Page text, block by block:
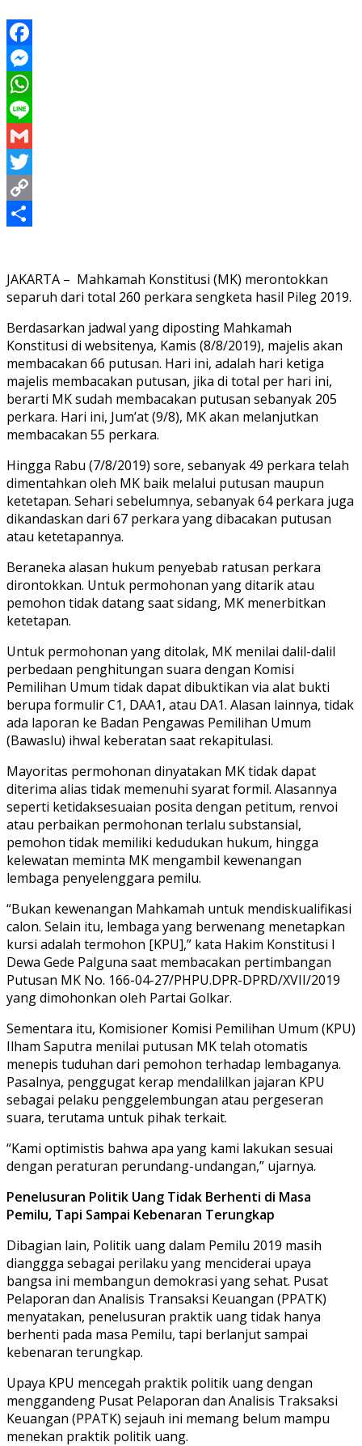
Facebook
Messenger
WhatsApp
Line
Gmail
Twitter
Copy
JAKARTA – Mahkamah Konstitusi (MK) merontokkan
separuh dari total 260 perkara sengketa hasil Pileg 2019.
Berdasarkan jadwal yang diposting Mahkamah
Konstitusi di websitenya, Kamis (8/8/2019), majelis akan
membacakan 66 putusan. Hari ini, adalah hari ketiga
majelis membacakan putusan, jika di total per hari ini,
berarti MK sudah membacakan putusan sebanyak 205
perkara. Hari ini, Jum’at (9/8), MK akan melanjutkan
membacakan 55 perkara.
Hingga Rabu (7/8/2019) sore, sebanyak 49 perkara telah
dimentahkan oleh MK baik melalui putusan maupun
ketetapan. Sehari sebelumnya, sebanyak 64 perkara juga
dikandaskan dari 67 perkara yang dibacakan putusan
atau ketetapannya.
Beraneka alasan hukum penyebab ratusan perkara
dirontokkan. Untuk permohonan yang ditarik atau
pemohon tidak datang saat sidang, MK menerbitkan
ketetapan.
Untuk permohonan yang ditolak, MK menilai dalil-dalil
perbedaan penghitungan suara dengan Komisi
Pemilihan Umum tidak dapat dibuktikan via alat bukti
berupa formulir C1, DAA1, atau DA1. Alasan lainnya, tidak
ada laporan ke Badan Pengawas Pemilihan Umum
(Bawaslu) ihwal keberatan saat rekapitulasi.
Mayoritas permohonan dinyatakan MK tidak dapat
diterima alias tidak memenuhi syarat formil. Alasannya
seperti ketidaksesuaian posita dengan petitum, renvoi
atau perbaikan permohonan terlalu substansial,
pemohon tidak memiliki kedudukan hukum, hingga
kelewatan meminta MK mengambil kewenangan
lembaga penyelenggara pemilu.
“Bukan kewenangan Mahkamah untuk mendiskualifikasi
calon. Selain itu, lembaga yang berwenang menetapkan
kursi adalah termohon [KPU],” kata Hakim Konstitusi I
Dewa Gede Palguna saat membacakan pertimbangan
Putusan MK No. 166-04-27/PHPU.DPR-DPRD/XVII/2019
yang dimohonkan oleh Partai Golkar.
Sementara itu, Komisioner Komisi Pemilihan Umum (KPU)
Ilham Saputra menilai putusan MK telah otomatis
menepis tuduhan dari pemohon terhadap lembaganya.
Pasalnya, penggugat kerap mendalilkan jajaran KPU
sebagai pelaku penggelembungan atau pergeseran
suara, terutama untuk pihak terkait.
“Kami optimistis bahwa apa yang kami lakukan sesuai
dengan peraturan perundang-undangan,” ujarnya.
Penelusuran Politik Uang Tidak Berhenti di Masa
Pemilu, Tapi Sampai Kebenaran Terungkap
Dibagian lain, Politik uang dalam Pemilu 2019 masih
dianggga sebagai perilaku yang menciderai upaya
bangsa ini membangun demokrasi yang sehat. Pusat
Pelaporan dan Analisis Transaksi Keuangan (PPATK)
menyatakan, penelusuran praktik uang tidak hanya
berhenti pada masa Pemilu, tapi berlanjut sampai
kebenaran terungkap.
Upaya KPU mencegah praktik politik uang dengan
menggandeng Pusat Pelaporan dan Analisis Traksaksi
Keuangan (PPATK) sejauh ini memang belum mampu
menekan praktik politik uang.